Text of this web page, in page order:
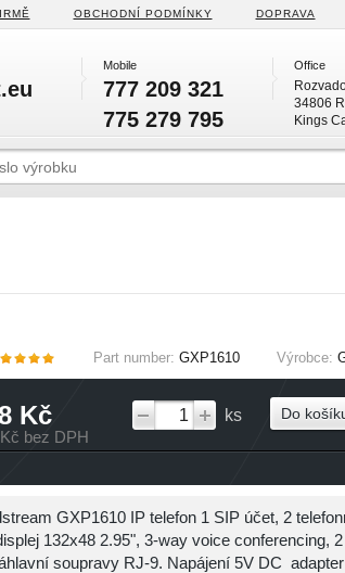
OBCHODNÍ PODMÍNKY DOPRAVA
Mobile
777 209 321
775 279 795
Office
34806
Kings
Part number: GXP1610 Výrobce:
Kč
bez DPH
ks Do
GXP1610 IP telefon 1 SIP účet, 2
132x48 2.95", 3-way voice conferencing,
soupravy RJ-9. Napájení 5V DC